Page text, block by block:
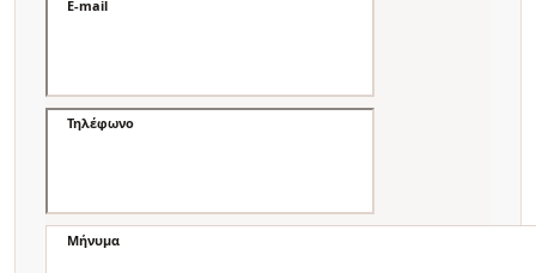
E-mail
Τηλέφωνο
Μήνυμα